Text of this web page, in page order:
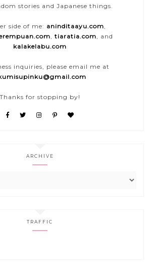
stories and Japanese things.
side of me: aninditaayu.com
tiaratia.com , and
kalakelabu.com
inquiries, please email me at
Thanks for stopping by!
ARCHIVE
TRAFFIC